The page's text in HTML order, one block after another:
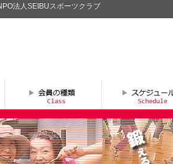
法人SEIBUスポーツクラブ